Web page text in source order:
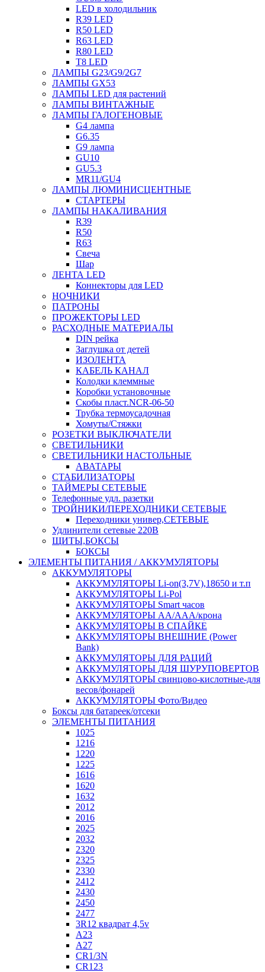
LED в холодильник
R39 LED
R50 LED
R63 LED
R80 LED
T8 LED
ЛАМПЫ G23/G9/2G7
ЛАМПЫ GX53
ЛАМПЫ LED для растений
ЛАМПЫ ВИНТАЖНЫЕ
ЛАМПЫ ГАЛОГЕНОВЫЕ
G4 лампа
G6.35
G9 лампа
GU10
GU5.3
MR11/GU4
ЛАМПЫ ЛЮМИНИСЦЕНТНЫЕ
СТАРТЕРЫ
ЛАМПЫ НАКАЛИВАНИЯ
R39
R50
R63
Свеча
Шар
ЛЕНТА LED
Коннекторы для LED
НОЧНИКИ
ПАТРОНЫ
ПРОЖЕКТОРЫ LED
РАСХОДНЫЕ МАТЕРИАЛЫ
DIN рейка
Заглушка от детей
ИЗОЛЕНТА
КАБЕЛЬ КАНАЛ
Колодки клеммные
Коробки установочные
Скобы пласт.NCR-06-50
Трубка термоусадочная
Хомуты/Стяжки
РОЗЕТКИ ВЫКЛЮЧАТЕЛИ
СВЕТИЛЬНИКИ
СВЕТИЛЬНИКИ НАСТОЛЬНЫЕ
АВАТАРЫ
СТАБИЛИЗАТОРЫ
ТАЙМЕРЫ СЕТЕВЫЕ
Телефонные удл. разетки
ТРОЙНИКИ/ПЕРЕХОДНИКИ СЕТЕВЫЕ
Переходники универ,СЕТЕВЫЕ
Удлинители сетевые 220В
ЩИТЫ,БОКСЫ
БОКСЫ
ЭЛЕМЕНТЫ ПИТАНИЯ / АККУМУЛЯТОРЫ
АККУМУЛЯТОРЫ
АККУМУЛЯТОРЫ Li-on(3,7V),18650 и т.п
АККУМУЛЯТОРЫ Li-Pol
АККУМУЛЯТОРЫ Smart часов
АККУМУЛЯТОРЫ АА/ААА/крона
АККУМУЛЯТОРЫ В СПАЙКЕ
АККУМУЛЯТОРЫ ВНЕШНИЕ (Power
Bank)
АККУМУЛЯТОРЫ ДЛЯ РАЦИЙ
АККУМУЛЯТОРЫ ДЛЯ ШУРУПОВЕРТОВ
АККУМУЛЯТОРЫ свинцово-кислотные-для
весов/фонарей
АККУМУЛЯТОРЫ Фото/Видео
Боксы для батареек/отсеки
ЭЛЕМЕНТЫ ПИТАНИЯ
1025
1216
1220
1225
1616
1620
1632
2012
2016
2025
2032
2320
2325
2330
2412
2430
2450
2477
3R12 квадрат 4,5v
A23
A27
CR1/3N
CR123